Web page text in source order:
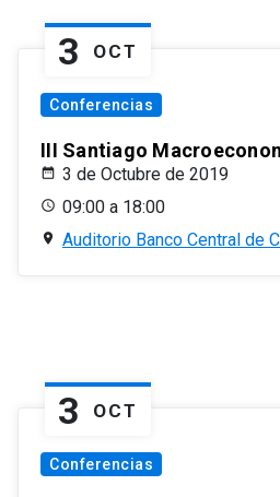
3 OCT
Conferencias
III Santiago
3 de Octubre de 2019
09:00 a 18:00
Auditorio Banco Central de
3 OCT
Conferencias